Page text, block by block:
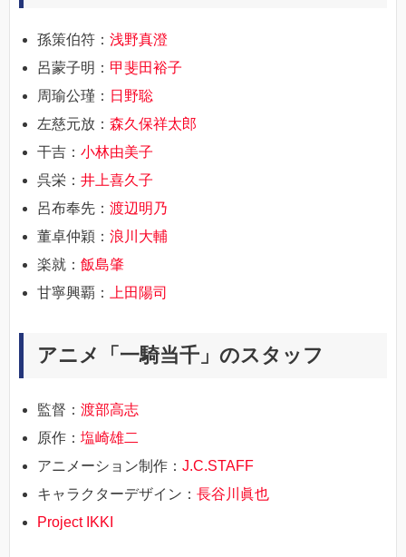
孫策伯符： 浅野真澄
呂蒙子明： 甲斐田裕子
周瑜公瑾： 日野聡
左慈元放： 森久保祥太郎
干吉： 小林由美子
呉栄： 井上喜久子
呂布奉先： 渡辺明乃
董卓仲穎： 浪川大輔
楽就： 飯島肇
甘寧興覇：
上田陽司
アニメ「一騎当千」のスタッフ
監督： 渡部高志
原作： 塩崎雄二
アニメーション制作： J.C.STAFF
キャラクターデザイン： 長谷川眞也
Project IKKI